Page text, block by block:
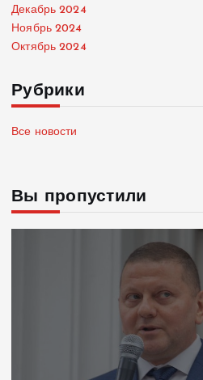
Декабрь 2024
Ноябрь 2024
Октябрь 2024
Рубрики
Все новости
Вы пропустили